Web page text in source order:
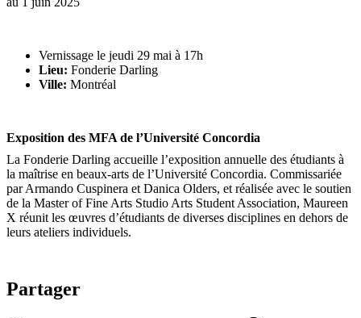
Vernissage le jeudi 29 mai à 17h
Lieu: Fonderie Darling
Ville: Montréal
Exposition des MFA de l’Université Concordia
La Fonderie Darling accueille l’exposition annuelle des étudiants à
la maîtrise en beaux-arts de l’Université Concordia. Commissariée
par Armando Cuspinera et Danica Olders, et réalisée avec le soutien
de la Master of Fine Arts Studio Arts Student Association, Maureen
X réunit les œuvres d’étudiants de diverses disciplines en dehors de
leurs ateliers individuels.
Partager